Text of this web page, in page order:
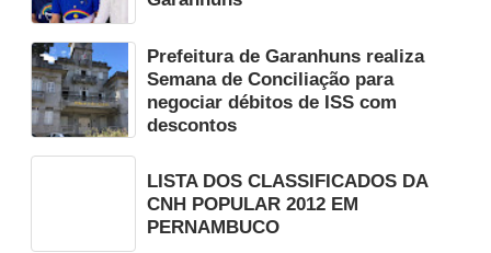
Prefeitura de Garanhuns realiza
Semana de Conciliação para
negociar débitos de ISS com
descontos
LISTA DOS CLASSIFICADOS DA
CNH POPULAR 2012 EM
PERNAMBUCO